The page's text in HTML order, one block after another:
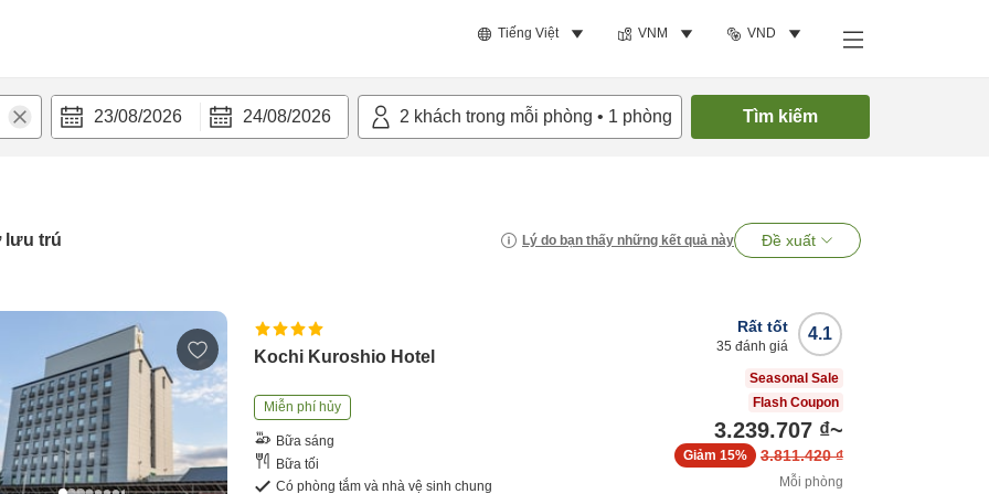
Tiếng Việt VNM VND
23/08/2026 24/08/2026 2 khách trong mỗi phòng • 1 phòng Tìm kiếm
lưu trú Lý do bạn thấy những kết quả này Đề xuất
Kochi Kuroshio Hotel
Miễn phí hủy
Bữa sáng
Bữa tối
Có phòng tắm và nhà vệ sinh chung
4.1
Rất tốt
35 đánh giá
Seasonal Sale
Flash Coupon
3.239.707 ₫~
3.811.420 ₫
Giảm 15%
Mỗi phòng